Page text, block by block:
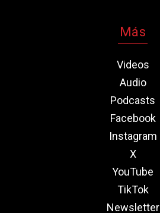
Más
Videos
Audio
Podcasts
Facebook
Instagram
X
YouTube
TikTok
Newsletter